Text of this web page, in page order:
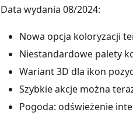
Data wydania 08/2024:
Nowa opcja koloryzacji
Niestandardowe palety
Wariant 3D dla ikon
Szybkie akcje można
Pogoda: odświeżenie